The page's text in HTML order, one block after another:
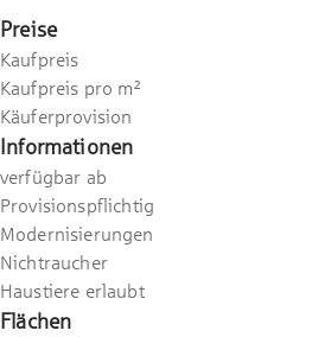
Preise
Kaufpreis
Kaufpreis pro m²
Käuferprovision
Informationen
verfügbar ab
Provisionspflichtig
Modernisierungen
Nichtraucher
Haustiere erlaubt
Flächen